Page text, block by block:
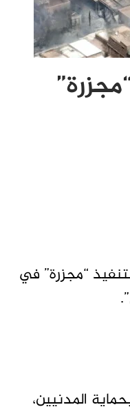
“مجزرة” في
المدنيين،